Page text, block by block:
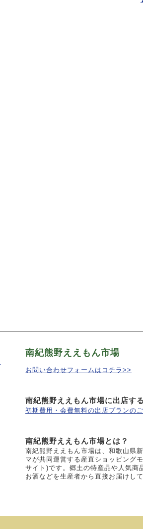
南紀熊野ええもん市場
お問い合わせフォームはコチラ>>
南紀熊野ええもん市場に出店す
初期費用・会費無料の出店プランの
南紀熊野ええもん市場とは？
南紀熊野ええもん市場は、和歌山県
マが共同運営する産直ショッピング
サイト)です。郷土の特産品や人気商
お酒などを生産者から直接お届けして